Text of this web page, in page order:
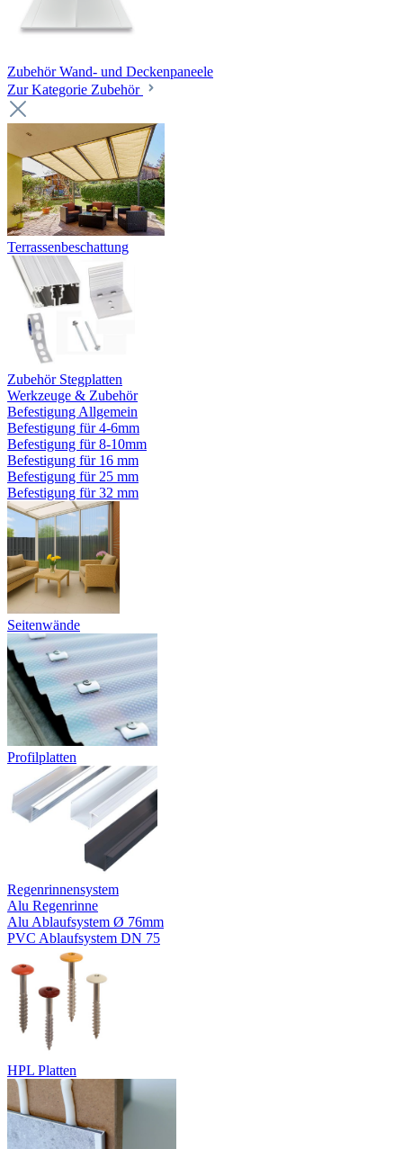
Zubehör Wand- und Deckenpaneele
Zur Kategorie Zubehör
Terrassenbeschattung
Zubehör Stegplatten
Werkzeuge & Zubehör
Befestigung Allgemein
Befestigung für 4-6mm
Befestigung für 8-10mm
Befestigung für 16 mm
Befestigung für 25 mm
Befestigung für 32 mm
Seitenwände
Profilplatten
Regenrinnensystem
Alu Regenrinne
Alu Ablaufsystem Ø 76mm
PVC Ablaufsystem DN 75
HPL Platten